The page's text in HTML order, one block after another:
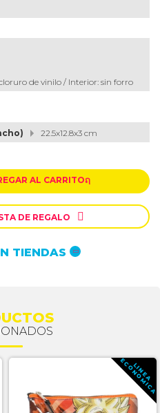
de vinilo / Interior: sin forro
22.5x12.8x3 cm
AL CARRITOຐ
DE REGALO 
TIENDAS
L
I
N
E
A
E
C
O
N
O
M
I
C
A